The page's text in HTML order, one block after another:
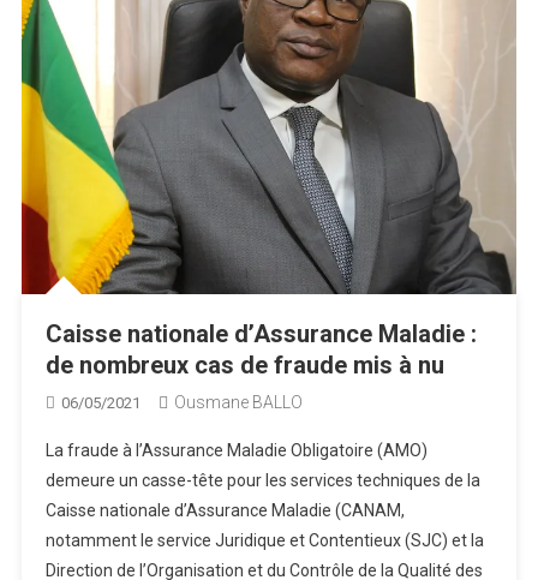
Caisse nationale d’Assurance Maladie :
de nombreux cas de fraude mis à nu
06/05/2021 Ousmane BALLO
La fraude à l’Assurance Maladie Obligatoire (AMO)
demeure un casse-tête pour les services techniques de la
Caisse nationale d’Assurance Maladie (CANAM,
notamment le service Juridique et Contentieux (SJC) et la
Direction de l’Organisation et du Contrôle de la Qualité des